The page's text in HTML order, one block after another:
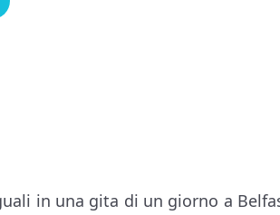
in una gita di un giorno a